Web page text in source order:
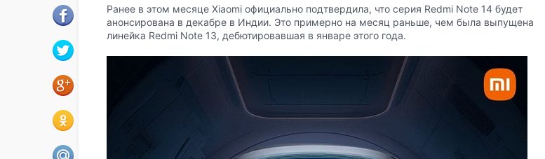
Ранее в этом месяце Xiaomi официально подтвердила, что серия Redmi Note 14 будет
анонсирована в декабре в Индии. Это примерно на месяц раньше, чем была выпущена
линейка Redmi Note 13, дебютировавшая в январе этого года.